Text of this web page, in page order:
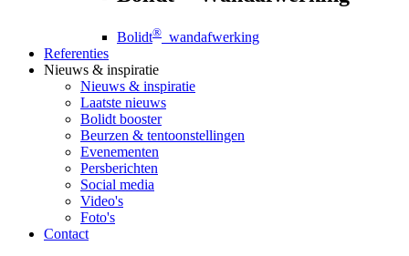
Bolidt® wandafwerking
Referenties
Nieuws & inspiratie
Nieuws & inspiratie
Laatste nieuws
Bolidt booster
Beurzen & tentoonstellingen
Evenementen
Persberichten
Social media
Video's
Foto's
Contact